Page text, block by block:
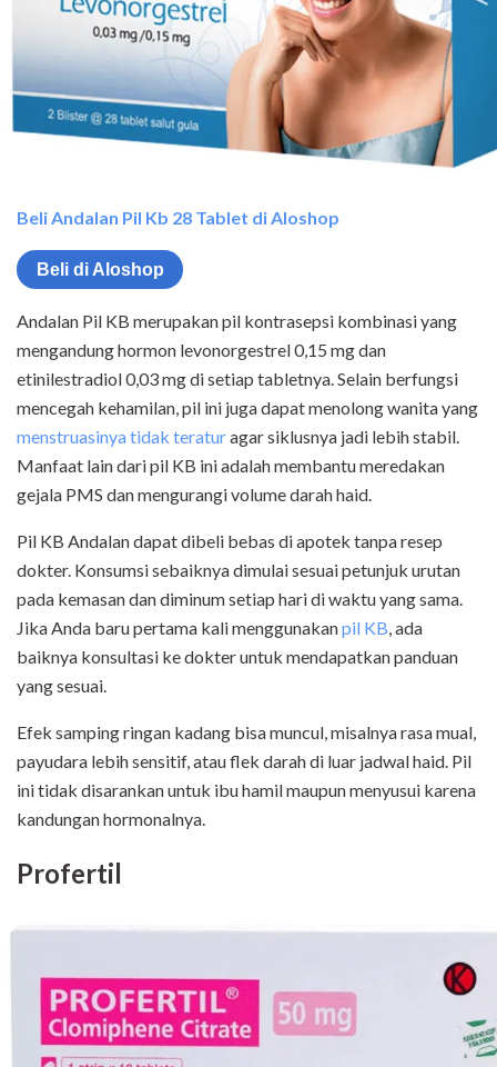
Beli Andalan Pil Kb 28 Tablet di Aloshop
Beli di Aloshop
Andalan Pil KB merupakan pil kontrasepsi kombinasi yang
mengandung hormon levonorgestrel 0,15 mg dan
etinilestradiol 0,03 mg di setiap tabletnya. Selain berfungsi
mencegah kehamilan, pil ini juga dapat menolong wanita yang
menstruasinya tidak teraturagar siklusnya jadi lebih stabil.
Manfaat lain dari pil KB ini adalah membantu meredakan
gejala PMS dan mengurangi volume darah haid.
Pil KB Andalan dapat dibeli bebas di apotek tanpa resep
dokter. Konsumsi sebaiknya dimulai sesuai petunjuk urutan
pada kemasan dan diminum setiap hari di waktu yang sama.
Jika Anda baru pertama kali menggunakanpil KB, ada
baiknya konsultasi ke dokter untuk mendapatkan panduan
yang sesuai.
Efek samping ringan kadang bisa muncul, misalnya rasa mual,
payudara lebih sensitif, atau flek darah di luar jadwal haid. Pil
ini tidak disarankan untuk ibu hamil maupun menyusui karena
kandungan hormonalnya.
Profertil